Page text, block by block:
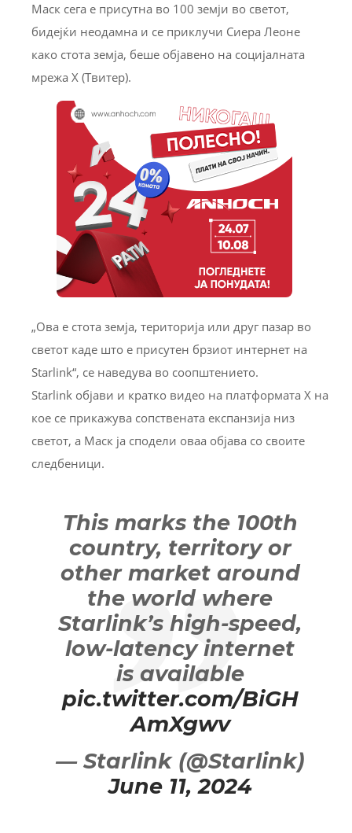
Маск сега е присутна во 100 земји во светот,
бидејќи неодамна и се приклучи Сиера Леоне
како стота земја, беше објавено на социјалната
мрежа X (Твитер).
„Ова е стота земја, територија или друг пазар во
светот каде што е присутен брзиот интернет на
Starlink“, се наведува во соопштението.
Starlink објави и кратко видео на платформата X на
кое се прикажува сопствената експанзија низ
светот, а Маск ја сподели оваа објава со своите
следбеници.
This marks the 100th
country, territory or
other market around
the world where
Starlink’s high-speed,
low-latency internet
is available
pic.twitter.com/BiGH
AmXgwv
— Starlink (@Starlink)
June 11, 2024